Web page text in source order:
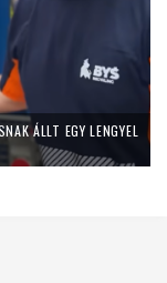
ÁLLT EGY LENGYEL